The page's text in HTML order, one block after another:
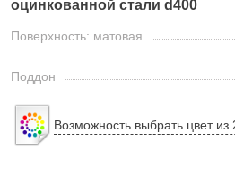
оцинкованной стали d400
Поверхность: матовая
Поддон
Возможность выбрать цвет из